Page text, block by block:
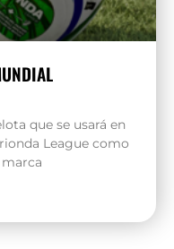
que se usará en
League como